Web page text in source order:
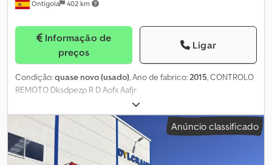
Ontígola 402 km
Informação de
preços
Ligar
Condição:quase novo (usado), Ano de fabrico:2015, CONTROLO
REMOTO Dksdpezp R D Aofx Aafjr
Anúncio classificado